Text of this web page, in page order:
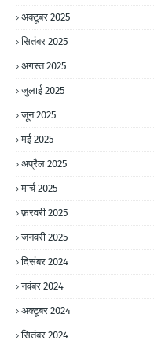
अक्टूबर 2025
सितंबर 2025
अगस्त 2025
जुलाई 2025
जून 2025
मई 2025
अप्रैल 2025
मार्च 2025
फ़रवरी 2025
जनवरी 2025
दिसंबर 2024
नवंबर 2024
अक्टूबर 2024
सितंबर 2024